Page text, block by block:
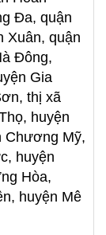
Đa, quận
Xuân, quận
Đông,
Gia
thị xã
huyện
Chương Mỹ,
huyện
Hòa,
huyện Mê